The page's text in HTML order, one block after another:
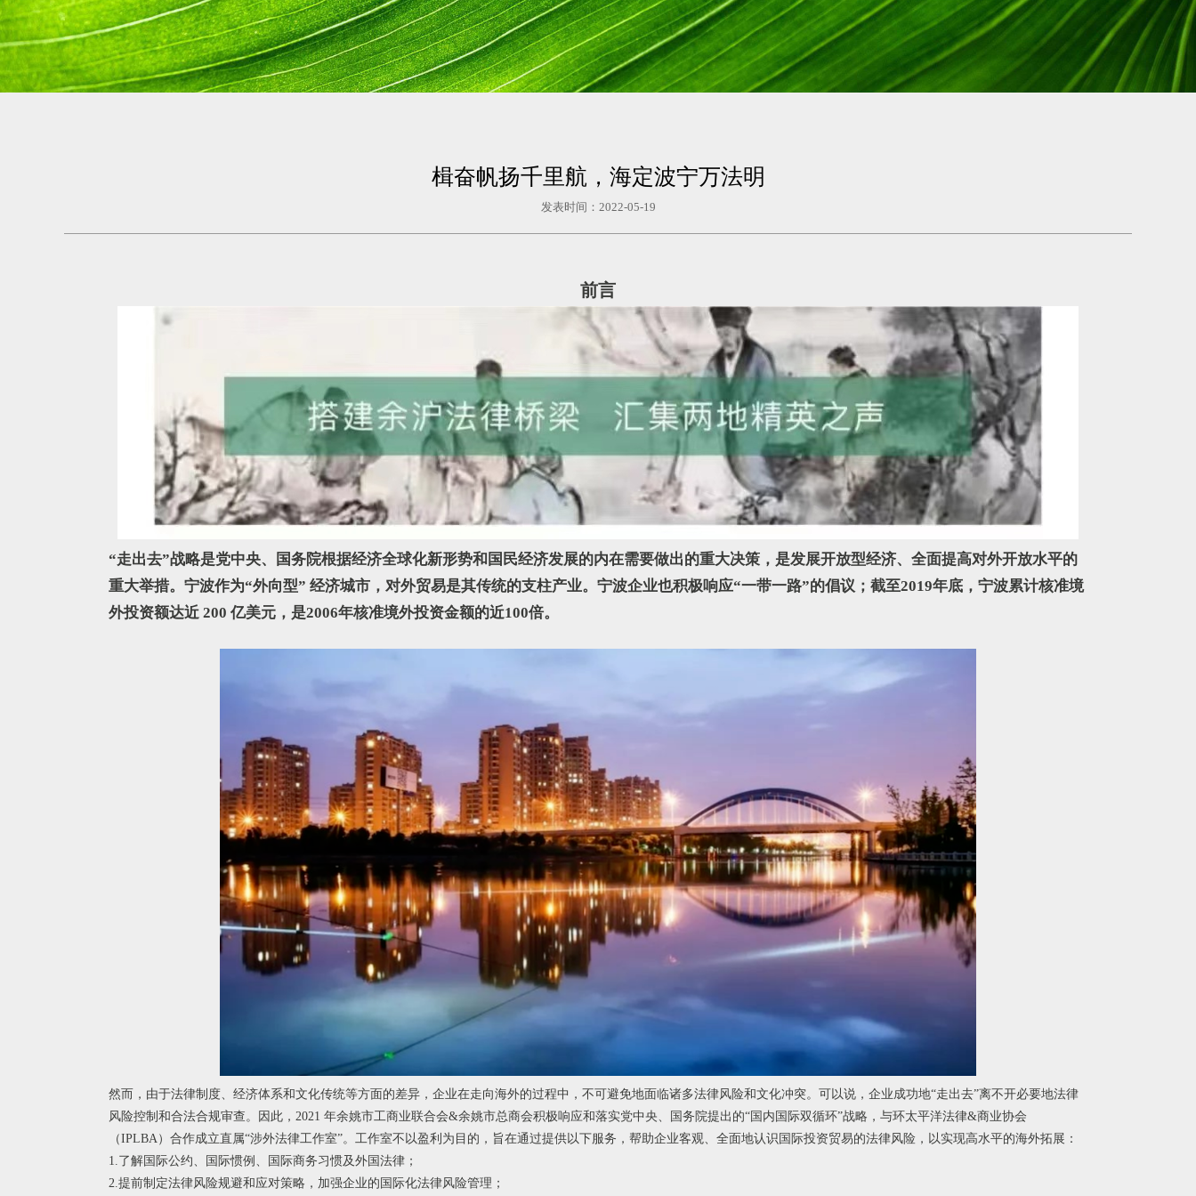
楫奋帆扬千里航，海定波宁万法明
发表时间：2022-05-19
前言
“走出去”战略是党中央、国务院根据经济全球化新形势和国民经济发展的内在需要做出的重大决策，是发展开放型经济、全面提高对外开放水平的
重大举措。宁波作为“外向型” 经济城市，对外贸易是其传统的支柱产业。宁波企业也积极响应“一带一路”的倡议；截至2019年底，宁波累计核准境
外投资额达近 200 亿美元，是2006年核准境外投资金额的近100倍。
然而，由于法律制度、经济体系和文化传统等方面的差异，企业在走向海外的过程中，不可避免地面临诸多法律风险和文化冲突。可以说，企业成功地“走出去”离不开必要地法律
风险控制和合法合规审查。因此，2021 年余姚市工商业联合会&余姚市总商会积极响应和落实党中央、国务院提出的“国内国际双循环”战略，与环太平洋法律&商业协会
（IPLBA）合作成立直属“涉外法律工作室”。工作室不以盈利为目的，旨在通过提供以下服务，帮助企业客观、全面地认识国际投资贸易的法律风险，以实现高水平的海外拓展：
1.了解国际公约、国际惯例、国际商务习惯及外国法律；
2.提前制定法律风险规避和应对策略，加强企业的国际化法律风险管理；